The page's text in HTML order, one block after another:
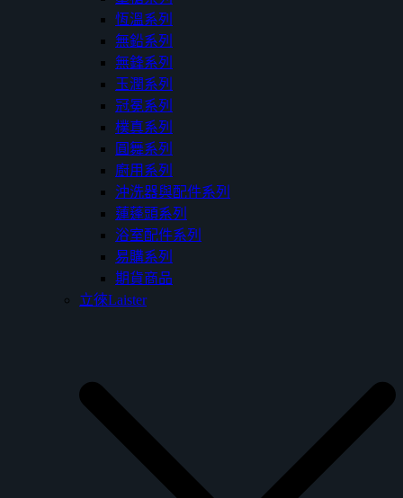
恆溫系列
無鉛系列
無鋒系列
玉潤系列
冠冕系列
樸真系列
圓舞系列
廚用系列
沖洗器與配件系列
蓮蓬頭系列
浴室配件系列
易購系列
期貨商品
立徠Laister